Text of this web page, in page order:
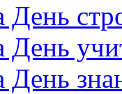
День
День